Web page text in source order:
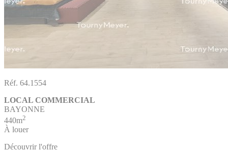
Réf. 64.1554
LOCAL COMMERCIAL
BAYONNE
440m2
À louer
Découvrir l'offre